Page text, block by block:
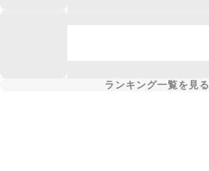
ランキング一覧を見る